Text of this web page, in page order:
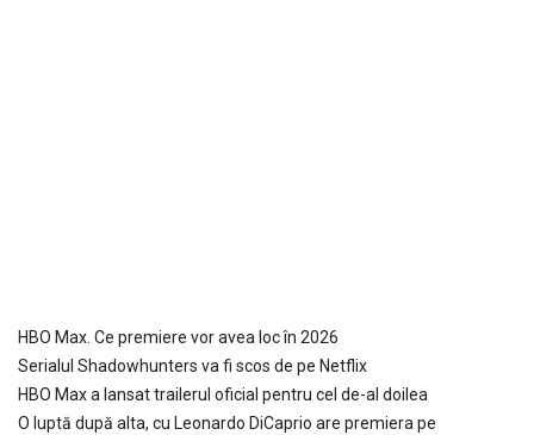
HBO Max. Ce premiere vor avea loc în 2026
Serialul Shadowhunters va fi scos de pe Netflix
HBO Max a lansat trailerul oficial pentru cel de-al doilea
O luptă după alta, cu Leonardo DiCaprio are premiera pe